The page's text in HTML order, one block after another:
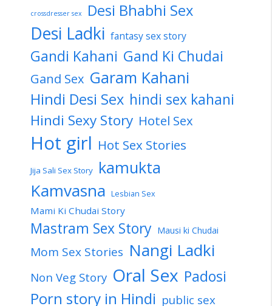
crossdresser sex Desi Bhabhi Sex
Desi Ladki fantasy sex story
Gandi Kahani Gand Ki Chudai
Gand Sex Garam Kahani
Hindi Desi Sex hindi sex kahani
Hindi Sexy Story Hotel Sex
Hot girl Hot Sex Stories
Jija Sali Sex Story kamukta
Kamvasna Lesbian Sex
Mami Ki Chudai Story
Mastram Sex Story Mausi ki Chudai
Mom Sex Stories Nangi Ladki
Non Veg Story Oral Sex Padosi
Porn story in Hindi public sex